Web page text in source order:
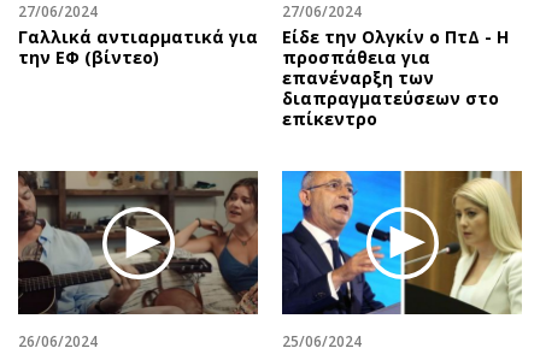
27/06/2024
Γαλλικά αντιαρματικά για
την ΕΦ (βίντεο)
27/06/2024
Είδε την Ολγκίν ο ΠτΔ - Η
προσπάθεια για
επανέναρξη των
διαπραγματεύσεων στο
επίκεντρο
26/06/2024 25/06/2024